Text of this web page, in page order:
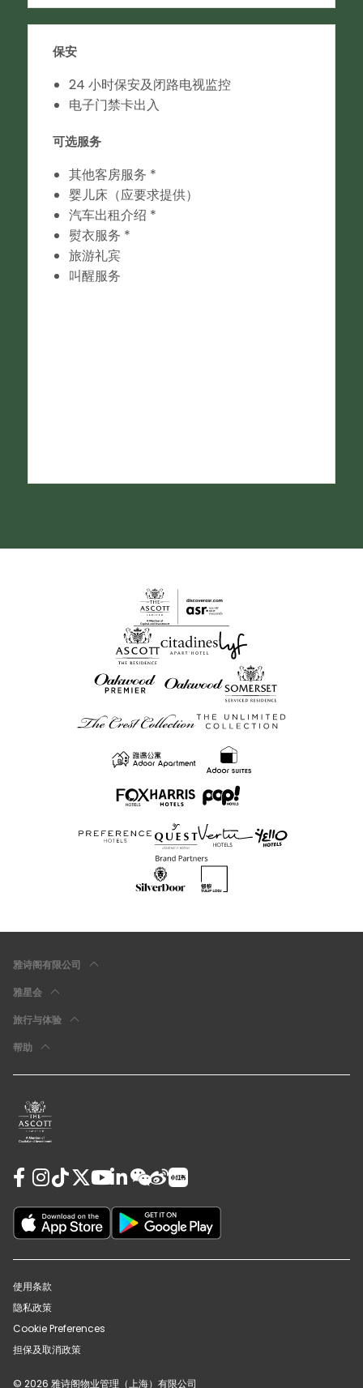
保安
24 小时保安及闭路电视监控
电子门禁卡出入
可选服务
其他客房服务 *
婴儿床（应要求提供）
汽车出租介绍 *
熨衣服务 *
旅游礼宾
叫醒服务
雅诗阁有限公司
雅星会
旅行与体验
帮助
使用条款
隐私政策
Cookie Preferences
担保及取消政策
© 2026 雅诗阁物业管理（上海）有限公司